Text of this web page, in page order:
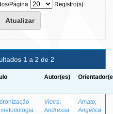
Página
Registro(s):
1 a 2 de 2
Autor(es)
Vieira,
Andressa
Amato,
Angélica